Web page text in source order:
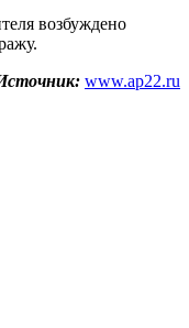
возбуждено
www.ap22.ru